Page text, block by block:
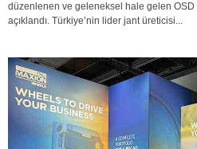
düzenlenen ve geleneksel hale gelen OSD
açıklandı. Türkiye’nin lider jant üreticisi...